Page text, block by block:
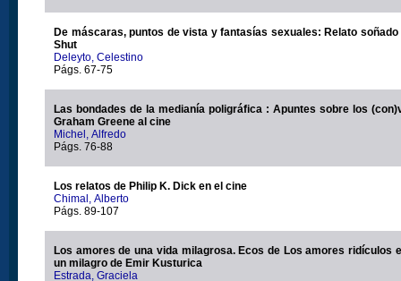
De máscaras, puntos de vista y fantasías sexuales: Relato soñado
Shut
Deleyto, Celestino
Págs. 67-75
Las bondades de la medianía poligráfica : Apuntes sobre los
Graham Greene al cine
Michel, Alfredo
Págs. 76-88
Los relatos de Philip K. Dick en el cine
Chimal, Alberto
Págs. 89-107
Los amores de una vida milagrosa. Ecos de Los amores ridículos
un milagro de Emir Kusturica
Estrada, Graciela